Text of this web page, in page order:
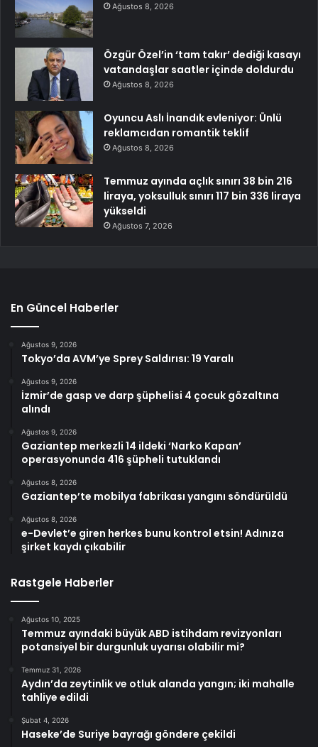
Ağustos 8, 2026
Özgür Özel’in ‘tam takır’ dediği kasayı
vatandaşlar saatler içinde doldurdu
Ağustos 8, 2026
Oyuncu Aslı İnandık evleniyor: Ünlü
reklamcıdan romantik teklif
Ağustos 8, 2026
Temmuz ayında açlık sınırı 38 bin 216
liraya, yoksulluk sınırı 117 bin 336 liraya
yükseldi
Ağustos 7, 2026
En Güncel Haberler
Ağustos 9, 2026
Tokyo’da AVM’ye Sprey Saldırısı: 19 Yaralı
Ağustos 9, 2026
İzmir’de gasp ve darp şüphelisi 4 çocuk gözaltına
alındı
Ağustos 9, 2026
Gaziantep merkezli 14 ildeki ‘Narko Kapan’
operasyonunda 416 şüpheli tutuklandı
Ağustos 8, 2026
Gaziantep’te mobilya fabrikası yangını söndürüldü
Ağustos 8, 2026
e-Devlet’e giren herkes bunu kontrol etsin! Adınıza
şirket kaydı çıkabilir
Rastgele Haberler
Ağustos 10, 2025
Temmuz ayındaki büyük ABD istihdam revizyonları
potansiyel bir durgunluk uyarısı olabilir mi?
Temmuz 31, 2026
Aydın’da zeytinlik ve otluk alanda yangın; iki mahalle
tahliye edildi
Şubat 4, 2026
Haseke’de Suriye bayrağı göndere çekildi